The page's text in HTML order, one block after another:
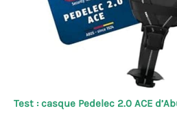
Test : casque Pedelec 2.0 ACE